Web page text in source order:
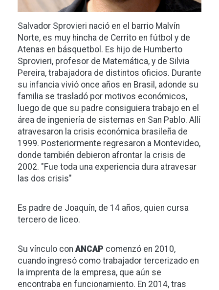
Salvador Sprovieri nació en el barrio Malvín
Norte, es muy hincha de Cerrito en fútbol y de
Atenas en básquetbol. Es hijo de Humberto
Sprovieri, profesor de Matemática, y de Silvia
Pereira, trabajadora de distintos oficios. Durante
su infancia vivió once años en Brasil, adonde su
familia se trasladó por motivos económicos,
luego de que su padre consiguiera trabajo en el
área de ingeniería de sistemas en San Pablo. Allí
atravesaron la crisis económica brasileña de
1999. Posteriormente regresaron a Montevideo,
donde también debieron afrontar la crisis de
2002. "Fue toda una experiencia dura atravesar
las dos crisis"
Es padre de Joaquín, de 14 años, quien cursa
tercero de liceo.
Su vínculo con ANCAP comenzó en 2010,
cuando ingresó como trabajador tercerizado en
la imprenta de la empresa, que aún se
encontraba en funcionamiento. En 2014, tras